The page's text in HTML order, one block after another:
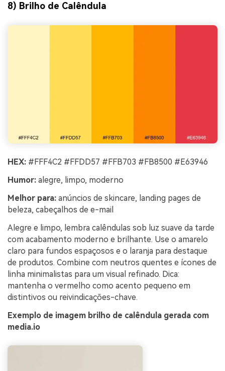
8) Brilho de Calêndula
HEX: #FFF4C2 #FFDD57 #FFB703 #FB8500 #E63946
Humor: alegre, limpo, moderno
Melhor para: anúncios de skincare, landing pages de
beleza, cabeçalhos de e-mail
Alegre e limpo, lembra calêndulas sob luz suave da tarde
com acabamento moderno e brilhante. Use o amarelo
claro para fundos espaçosos e o laranja para destaque
de produtos. Combine com neutros quentes e ícones de
linha minimalistas para um visual refinado. Dica:
mantenha o vermelho como acento pequeno em
distintivos ou reivindicações-chave.
Exemplo de imagem brilho de calêndula gerada com
media.io